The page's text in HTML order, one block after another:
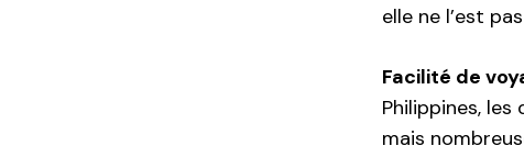
elle ne l’est
Facilité de
Philippines,
mais